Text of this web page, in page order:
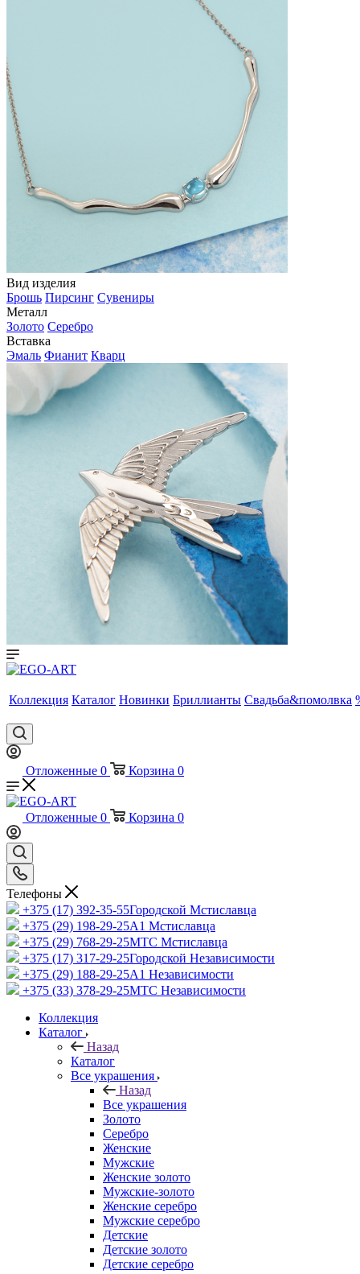
Вид изделия
Брошь Пирсинг Сувениры
Металл
Золото Серебро
Вставка
Эмаль Фианит Кварц
Коллекция Каталог Новинки Бриллианты Свадьба&помолвка
Отложенные 0 Корзина 0
Отложенные 0 Корзина 0
Телефоны
+375 (17) 392-35-55Городской Мстиславца
+375 (29) 198-29-25A1 Мстиславца
+375 (29) 768-29-25МТС Мстиславца
+375 (17) 317-29-25Городской Независимости
+375 (29) 188-29-25A1 Независимости
+375 (33) 378-29-25МТС Независимости
Коллекция
Каталог
Назад
Каталог
Все украшения
Назад
Все украшения
Золото
Серебро
Женские
Мужские
Женские золото
Мужские-золото
Женские серебро
Мужские серебро
Детские
Детские золото
Детские серебро